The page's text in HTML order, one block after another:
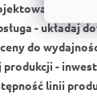
do
- układaj
do
produkcji -
linii